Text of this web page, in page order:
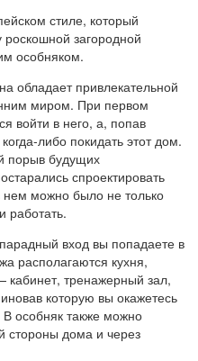
стиле, который
загородной
особняком.
обладает привлекательной
миром. При первом
войти в него, а, попав
либо покидать этот дом.
порыв будущих
спроектировать
нем можно было не только
работать.
вход вы попадаете в
располагаются кухня,
кабинет, тренажерный зал,
которую вы окажетесь
особняк также можно
стороны дома и через